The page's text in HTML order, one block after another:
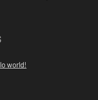
world!